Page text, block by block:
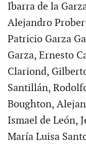
Ibarra de la
Alejandro
Patricio Garza
Garza, Ernesto
Clariond,
Santillán,
Boughton,
Ismael de León,
María Luisa